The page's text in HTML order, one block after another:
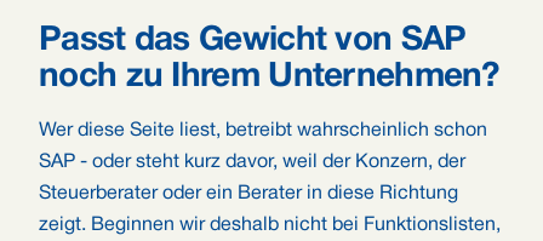
Passt das Gewicht von SAP
noch zu Ihrem Unternehmen?
Wer diese Seite liest, betreibt wahrscheinlich schon
SAP - oder steht kurz davor, weil der Konzern, der
Steuerberater oder ein Berater in diese Richtung
zeigt. Beginnen wir deshalb nicht bei Funktionslisten,